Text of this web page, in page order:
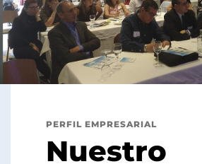
PERFIL EMPRESARIAL
Nuestro